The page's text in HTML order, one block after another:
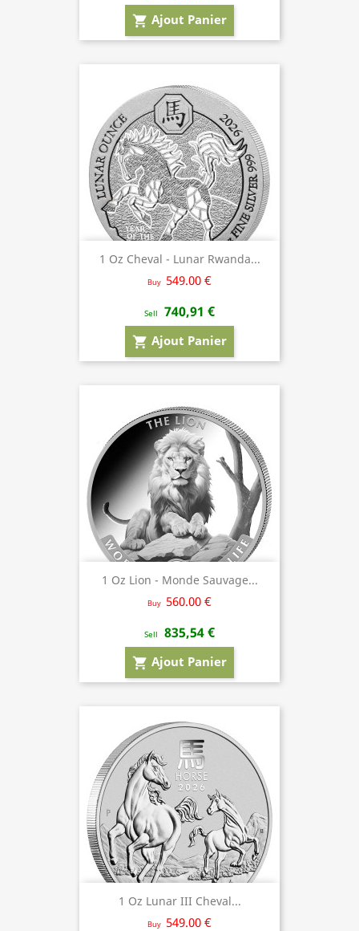
shopping_cart Ajout Panier
1 Oz Cheval - Lunar Rwanda...
Buy 549.00 €
Sell 740,91 €
shopping_cart Ajout Panier
1 Oz Lion - Monde Sauvage...
Buy 560.00 €
Sell 835,54 €
shopping_cart Ajout Panier
1 Oz Lunar III Cheval...
Buy 549.00 €